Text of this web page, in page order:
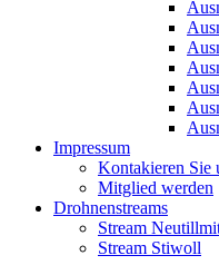
Impressum
Kontakieren Sie
Mitglied werden
Drohnenstreams
Stream
Stream Stiwoll